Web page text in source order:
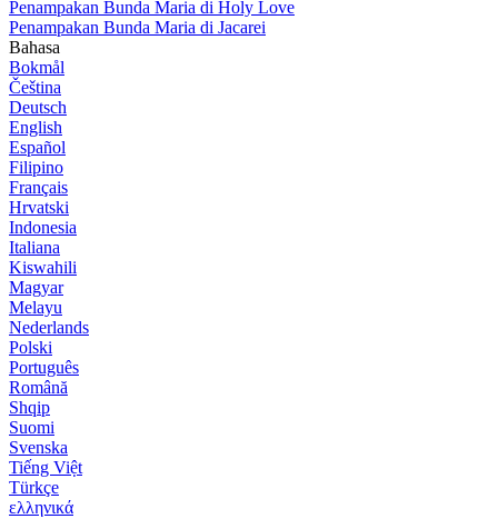
Penampakan Bunda Maria di Holy Love
Penampakan Bunda Maria di Jacarei
Bahasa
Bokmål
Čeština
Deutsch
English
Español
Filipino
Français
Hrvatski
Indonesia
Italiana
Kiswahili
Magyar
Melayu
Nederlands
Polski
Português
Română
Shqip
Suomi
Svenska
Tiếng Việt
Türkçe
ελληνικά